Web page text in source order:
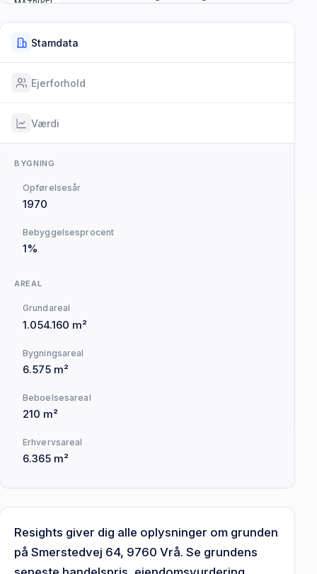
MATRIKEL
Stamdata
Ejerforhold
Værdi
BYGNING
Opførelsesår
1970
Bebyggelsesprocent
1%
AREAL
Grundareal
1.054.160 m²
Bygningsareal
6.575 m²
Beboelsesareal
210 m²
Erhvervsareal
6.365 m²
Resights giver dig alle oplysninger om grunden
på Smerstedvej 64, 9760 Vrå. Se grundens